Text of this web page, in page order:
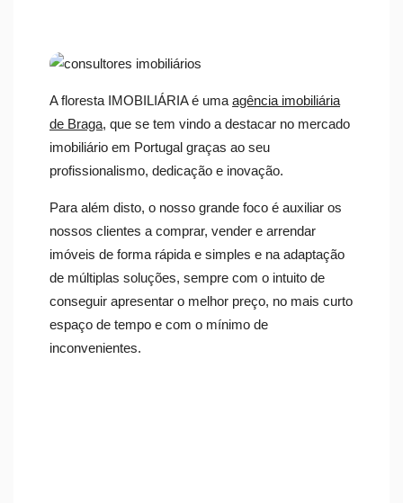
A floresta IMOBILIÁRIA é uma agência imobiliária
de Braga, que se tem vindo a destacar no mercado
imobiliário em Portugal graças ao seu
profissionalismo, dedicação e inovação.
Para além disto, o nosso grande foco é auxiliar os
nossos clientes a comprar, vender e arrendar
imóveis de forma rápida e simples e na adaptação
de múltiplas soluções, sempre com o intuito de
conseguir apresentar o melhor preço, no mais curto
espaço de tempo e com o mínimo de
inconvenientes.